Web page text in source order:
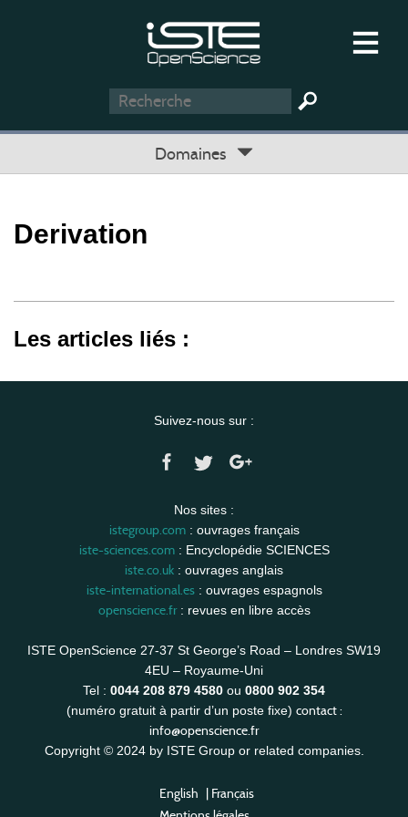
Domaines
Derivation
Les articles liés :
Suivez-nous sur :
Nos sites :
istegroup.com: ouvrages français
iste-sciences.com: Encyclopédie SCIENCES
iste.co.uk : ouvrages anglais
iste-international.es: ouvrages espagnols
openscience.fr: revues en libre accès
ISTE OpenScience 27-37 St George’s Road – Londres SW19
4EU – Royaume-Uni
Tel : 0044 208 879 4580 ou 0800 902 354
(numéro gratuit à partir d’un poste fixe) contact :
info@openscience.fr
Copyright © 2024 by ISTE Group or related companies.
English | Français